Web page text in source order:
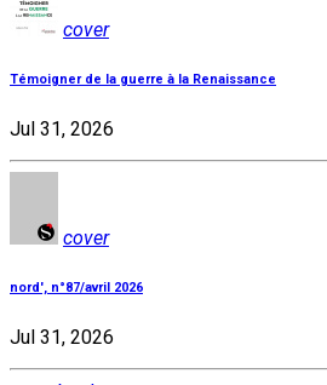
cover
Témoigner de la guerre à la Renaissance
Jul 31, 2026
cover
nord', n°87/avril 2026
Jul 31, 2026